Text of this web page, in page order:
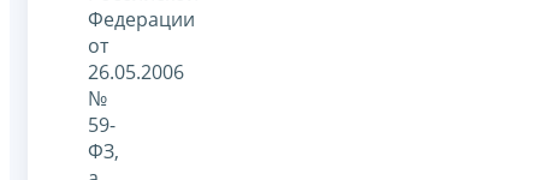
Федерации
от
26.05.2006
№
59-
ФЗ,